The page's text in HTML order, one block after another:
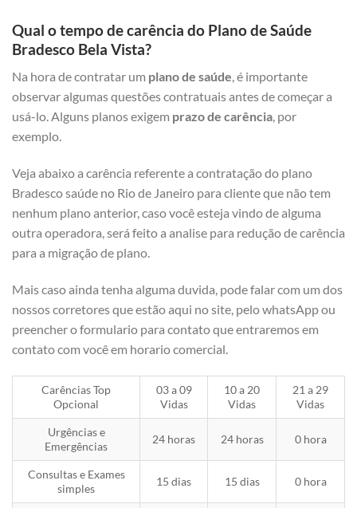
Qual o tempo de carência do Plano de Saúde
Bradesco Bela Vista?
Na hora de contratar um plano de saúde, é importante
observar algumas questões contratuais antes de começar a
usá-lo. Alguns planos exigem prazo de carência, por
exemplo.
Veja abaixo a carência referente a contratação do plano
Bradesco saúde no Rio de Janeiro para cliente que não tem
nenhum plano anterior, caso você esteja vindo de alguma
outra operadora, será feito a analise para redução de carência
para a migração de plano.
Mais caso ainda tenha alguma duvida, pode falar com um dos
nossos corretores que estão aqui no site, pelo whatsApp ou
preencher o formulario para contato que entraremos em
contato com você em horario comercial.
Carências Top
Opcional
03 a 09
Vidas
10 a 20
Vidas
21 a 29
Vidas
Urgências e
Emergências
24 horas 24 horas 0 hora
Consultas e Exames
simples
15 dias 15 dias 0 hora